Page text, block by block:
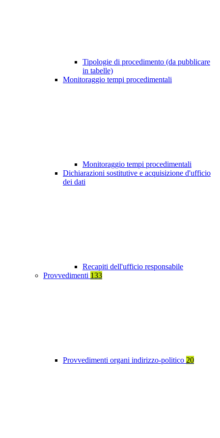
Tipologie di procedimento (da pubblicare
in tabelle)
Monitoraggio tempi procedimentali
Monitoraggio tempi procedimentali
Dichiarazioni sostitutive e acquisizione d'ufficio
dei dati
Recapiti dell'ufficio responsabile
Provvedimenti 133
Provvedimenti organi indirizzo-politico 20